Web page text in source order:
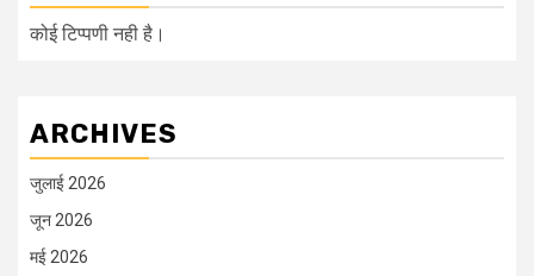
कोई टिप्पणी नही है।
ARCHIVES
जुलाई 2026
जून 2026
मई 2026